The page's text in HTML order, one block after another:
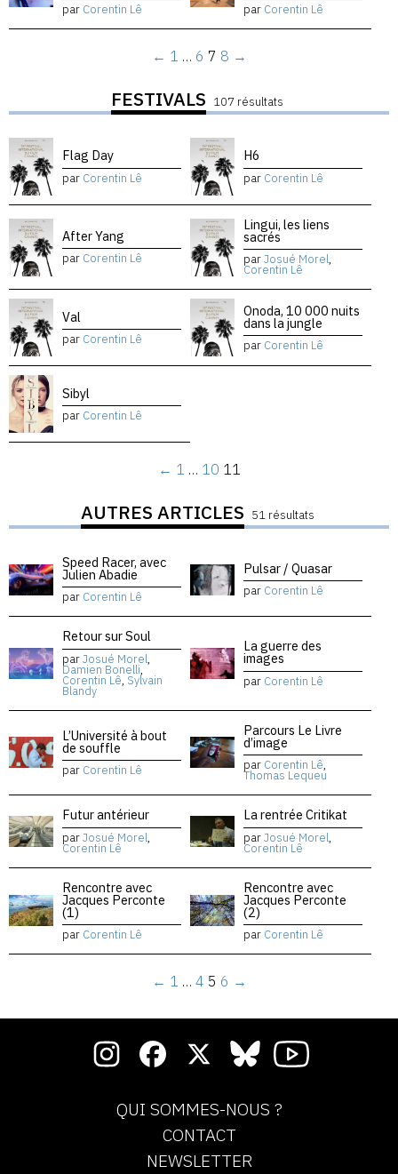
par Corentin Lê par Corentin Lê
← 1 … 6 7 8 →
FESTIVALS 107 résultats
Flag Day
par Corentin Lê
H6
par Corentin Lê
After Yang
par Corentin Lê
Lingui, les liens
sacrés
parJosué Morel,
Corentin Lê
Val
par Corentin Lê
Onoda, 10 000 nuits
dans la jungle
par Corentin Lê
Sibyl
par Corentin Lê
← 1 … 10 11
AUTRES ARTICLES 51 résultats
Speed Racer, avec
Julien Abadie
par Corentin Lê
Pulsar / Quasar
par Corentin Lê
Retour sur Soul
parJosué Morel,
Damien Bonelli,
Corentin Lê, Sylvain
Blandy
La guerre des
images
par Corentin Lê
L’Université à bout
de souffle
par Corentin Lê
Parcours Le Livre
d’image
par Corentin Lê,
Thomas Lequeu
Futur antérieur
parJosué Morel,
Corentin Lê
La rentrée Critikat
parJosué Morel,
Corentin Lê
Rencontre avec
Jacques Perconte
(1)
par Corentin Lê
Rencontre avec
Jacques Perconte
(2)
par Corentin Lê
← 1 … 4 5 6 →
QUI SOMMES-NOUS ?
CONTACT
NEWSLETTER